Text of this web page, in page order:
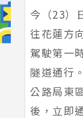
今（23）
往花蓮方
駕駛第一
隧道通行
公路局東
後，立即